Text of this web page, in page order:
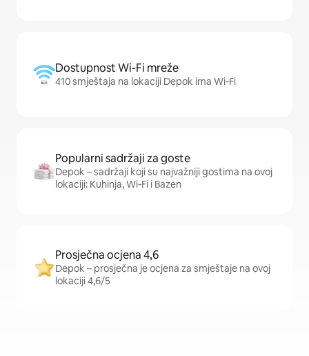
Dostupnost Wi-Fi mreže
410 smještaja na lokaciji Depok ima Wi-Fi
Popularni sadržaji za goste
Depok – sadržaji koji su najvažniji gostima na ovoj
lokaciji: Kuhinja, Wi-Fi i Bazen
Prosječna ocjena 4,6
Depok – prosječna je ocjena za smještaje na ovoj
lokaciji 4,6/5